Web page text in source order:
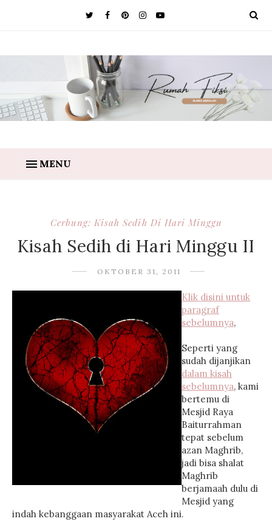
MENU
Cerbung: Kisah Sedih Di Hari Minggu
Kisah Sedih di Hari Minggu II
OKTOBER 31, 2011
Klik disini untuk
paragraf
sebelumnya,
Seperti yang
sudah dijanjikan
dalam kisah
sebelumnya, kami
bertemu di
Mesjid Raya
Baiturrahman
tepat sebelum
azan Maghrib,
jadi bisa shalat
Maghrib
berjamaah dulu di
Mesjid yang
indah kebanggaan masyarakat Aceh ini.